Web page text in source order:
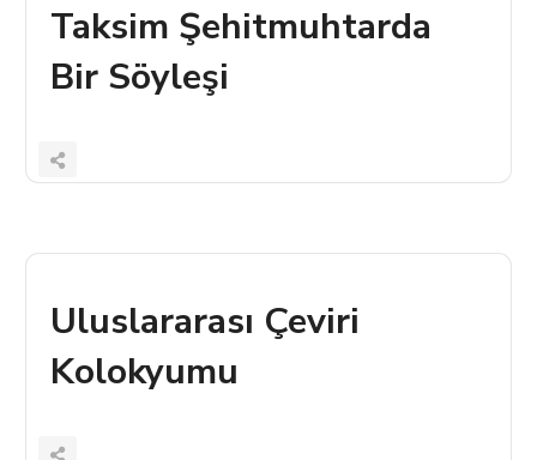
Taksim Şehitmuhtarda
Bir Söyleşi
Uluslararası Çeviri
Kolokyumu